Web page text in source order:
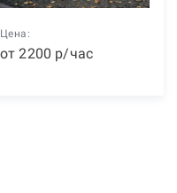
Цена:
от2200 р/час